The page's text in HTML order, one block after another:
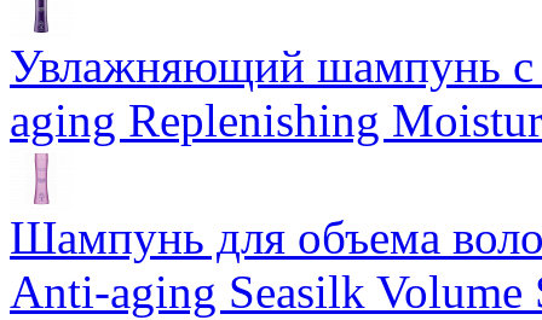
Увлажняющий шампунь
aging Replenishing
Шампунь для объема
Anti-aging Seasilk Volume